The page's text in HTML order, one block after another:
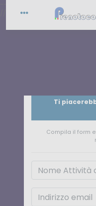
Ti
Compila il form